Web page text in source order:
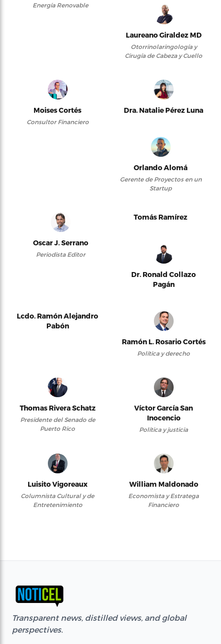
Energía Renovable
Laureano Giraldez MD
Otorrinolaringología y
Cirugía de Cabeza y Cuello
Moises Cortés
Consultor Financiero
Dra. Natalie Pérez Luna
Orlando Alomá
Gerente de Proyectos en un
Startup
Oscar J. Serrano
Periodista Editor
Tomás Ramírez
Dr. Ronald Collazo
Pagán
Lcdo. Ramón Alejandro
Pabón
Ramón L. Rosario Cortés
Política y derecho
Thomas Rivera Schatz
Presidente del Senado de
Puerto Rico
Víctor García San
Inocencio
Política y justicia
Luisito Vigoreaux
Columnista Cultural y de
Entretenimiento
William Maldonado
Economista y Estratega
Financiero
Transparent news, distilled views, and global
perspectives.